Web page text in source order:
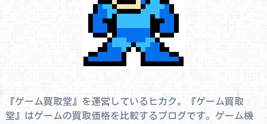
『ゲーム買取堂』を運営しているヒカク。『ゲーム買取
堂』はゲームの買取価格を比較するブログです。ゲーム機